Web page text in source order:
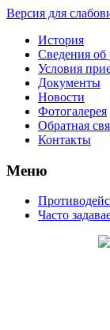
Версия для
История
Сведения
Условия
Документы
Новости
Фотогалерея
Обратная
Контакты
Меню
Часто